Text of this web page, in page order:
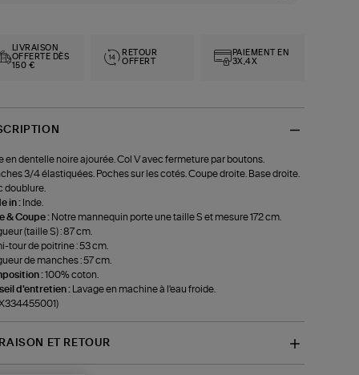
LIVRAISON
OFFERTE DÈS
150 €
RETOUR
OFFERT
PAIEMENT EN
3X,4X
en dentelle noire ajourée. Col V avec fermeture par boutons.
3/4 élastiquées. Poches sur les cotés. Coupe droite. Base droite.
doublure.
in : Inde.
& Coupe : Notre mannequin porte une taille S et mesure 172 cm.
(taille S) : 87 cm.
tour de poitrine : 53 cm.
de manches : 57 cm.
:100% coton.
d'entretien :
Lavage en machine à l'eau froide.
ET RETOUR